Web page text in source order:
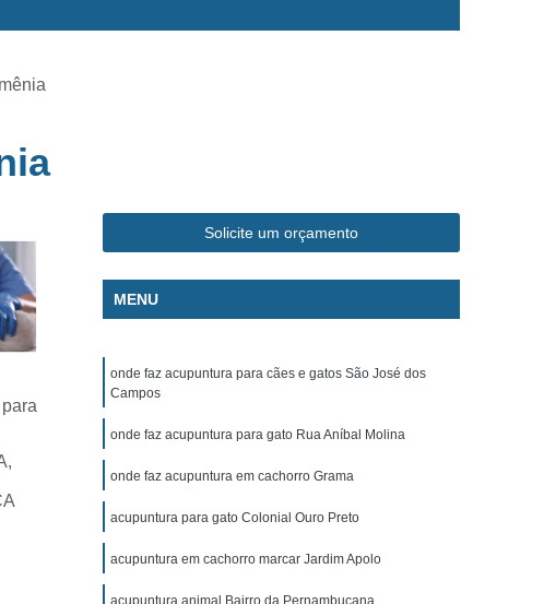
Clínica Veterinária Popular São José dos Campos
Exame de Eletrocardiograma em Cachorro
Cães
Exame de Eletrocardiograma em Gatos
Exame de Eletrocardiograma para Cachorro
para Cachorro Caçapava
para Cachorro São José dos Campos
para Cachorros e Gatos
Gato
Exame de Eletrocardiograma para Gatos
Cachorro
Exame de Ultrassom Abdominal para Cachorro
Solicite um orçamento
MENU
onde faz acupuntura para cães e gatos São José dos
Campos
onde faz acupuntura para gato Rua Aníbal Molina
onde faz acupuntura em cachorro Grama
acupuntura para gato Colonial Ouro Preto
acupuntura em cachorro marcar Jardim Apolo
acupuntura animal Bairro da Pernambucana